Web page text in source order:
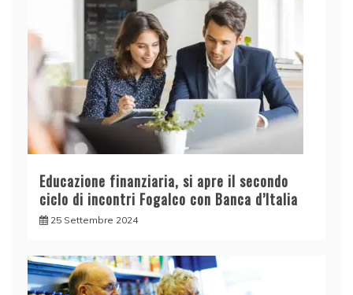
Educazione finanziaria, si apre il secondo
ciclo di incontri Fogalco con Banca d’Italia
25 Settembre 2024